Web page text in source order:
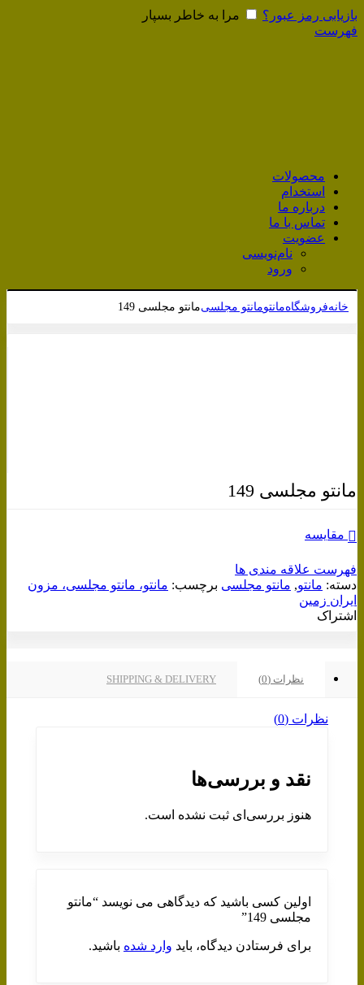
بازیابی رمز عبور؟
مرا به خاطر بسپار
فهرست
محصولات
استخدام
درباره ما
تماس با ما
عضویت
نام‌نویسی
ورود
خانهفروشگاهمانتومانتو مجلسیمانتو مجلسی 149
مانتو مجلسی 149
مقایسه
فهرست علاقه مندی ها
دسته: مانتو, مانتو مجلسی برچسب: مانتو، مانتو مجلسی، مزون
ایران زمین
اشتراک
نظرات (0) SHIPPING & DELIVERY
نظرات (0)
نقد و بررسی‌ها
هنوز بررسی‌ای ثبت نشده است.
اولین کسی باشید که دیدگاهی می نویسد “مانتو
مجلسی 149”
برای فرستادن دیدگاه، باید وارد شده باشید.